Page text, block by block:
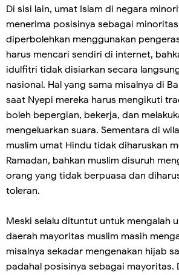
Di sisi lain, umat Islam di negara
menerima posisinya sebagai
diperbolehkan menggunakan
harus mencari sendiri di internet,
idulfitri tidak disiarkan secara
nasional. Hal yang sama misalnya di
saat Nyepi mereka harus mengikuti
boleh bepergian, bekerja, dan
mengeluarkan suara. Sementara di
muslim umat Hindu tidak diharuskan
Ramadan, bahkan muslim disuruh
orang yang tidak berpuasa dan
toleran.
Meski selalu dituntut untuk mengalah
daerah mayoritas muslim masih
misalnya sekadar mengenakan hijab
padahal posisinya sebagai mayoritas.